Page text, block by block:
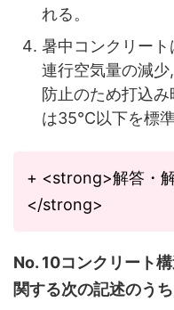
れる。
暑中コンクリー
連行空気量の減
防止のため打込
は35°C以下を標
+ <strong>解答・
</strong>
No. 10コンクリート
関する次の記述のう